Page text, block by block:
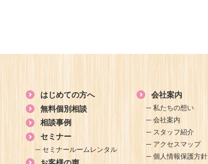
はじめての方へ
無料個別相談
相談事例
セミナー
セミナールームレンタル
会社案内
私たちの想い
会社案内
スタッフ紹介
アクセスマップ
個人情報保護方針